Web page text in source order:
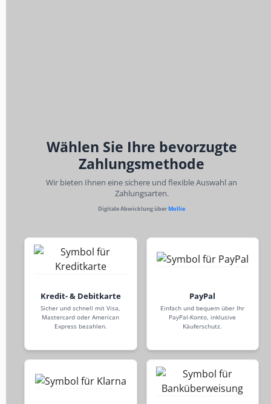
Wählen Sie Ihre bevorzugte
Zahlungsmethode
Wir bieten Ihnen eine sichere und flexible Auswahl an
Zahlungsarten.
Digitale Abwicklung überMollie
Kredit- & Debitkarte
Sicher und schnell mit Visa,
Mastercard oder American
Express bezahlen.
PayPal
Einfach und bequem über Ihr
PayPal-Konto, inklusive
Käuferschutz.